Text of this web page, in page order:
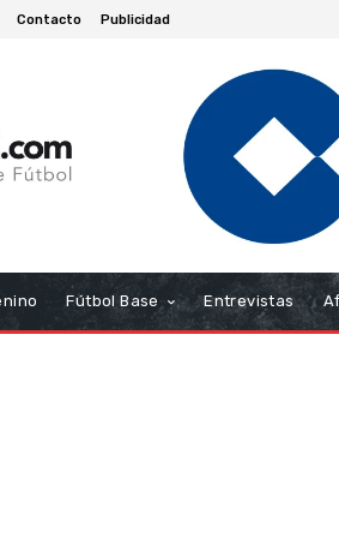
Contacto Publicidad
Fútbol Base Entrevistas